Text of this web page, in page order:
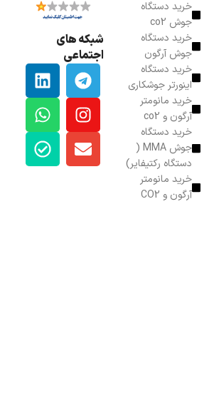
خرید دستگاه
جوش co2
خرید دستگاه
جوش آرگون
خرید دستگاه
اینورتر جوشکاری
خرید مانومتر
آرگون و co2
خرید دستگاه
جوش MMA (
دستگاه رکتیفایر)
خرید مانومتر
آرگون و CO2
شبکه های
اجتماعی